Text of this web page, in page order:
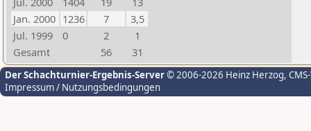
Jan. 2000 1236 7
3,5
Jul. 1999
0 2
1
Gesamt
56 31
Der Schachturnier-Ergebnis-Server© 2006-2026 Heinz Herzog,
Impressum / Nutzungsbedingungen